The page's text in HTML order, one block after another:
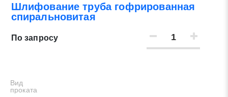
Шлифование труба гофрированная
спиральновитая
По запросу
Вид
проката